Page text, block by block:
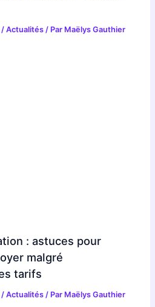
/Actualités / Par Maëlys Gauthier
: astuces pour
malgré
tarifs
/Actualités / Par Maëlys Gauthier